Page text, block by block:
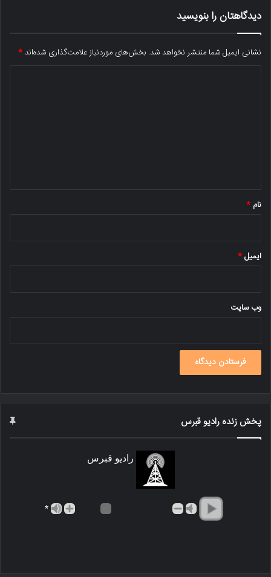
دیدگاهتان را بنویسید
نشانی ایمیل شما منتشر نخواهد شد. بخش‌های موردنیاز علامت‌گذاری شده‌اند*
نام *
ایمیل*
وب‌ سایت
پخش زنده رادیو قبرس
رادیو قبرس
*